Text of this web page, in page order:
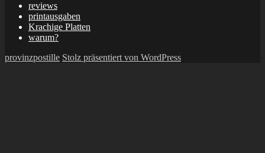
reviews
printausgaben
Krachige Platten
warum?
provinzpostille Stolz präsentiert von WordPress